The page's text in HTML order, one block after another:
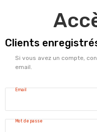
Clients
Si vous avez un compte,
email.
Email
Mot de passe